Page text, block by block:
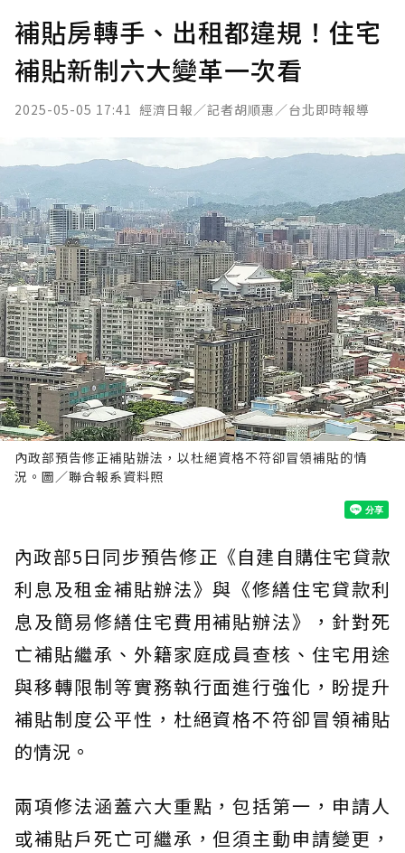
補貼房轉手、出租都違規！住宅
補貼新制六大變革一次看
2025-05-05 17:41 經濟日報／記者胡順惠／台北即時報導
內政部預告修正補貼辦法，以杜絕資格不符卻冒領補貼的情
況。圖／聯合報系資料照
內政部5日同步預告修正《自建自購住宅貸款
利息及租金補貼辦法》與《修繕住宅貸款利
息及簡易修繕住宅費用補貼辦法》，針對死
亡補貼繼承、外籍家庭成員查核、住宅用途
與移轉限制等實務執行面進行強化，盼提升
補貼制度公平性，杜絕資格不符卻冒領補貼
的情況。
兩項修法涵蓋六大重點，包括第一，申請人
或補貼戶死亡可繼承，但須主動申請變更，